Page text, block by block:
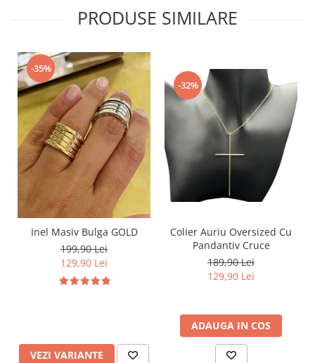
PRODUSE SIMILARE
-35%
Inel Masiv Bulga GOLD
199,90 Lei
129,90 Lei
VEZI VARIANTE
-32%
Colier Auriu Oversized Cu
Pandantiv Cruce
189,90 Lei
129,90 Lei
ADAUGA IN COS